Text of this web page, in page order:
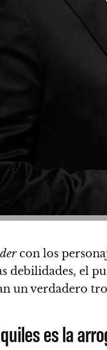
con los
debilidades, el
un verdadero
es la